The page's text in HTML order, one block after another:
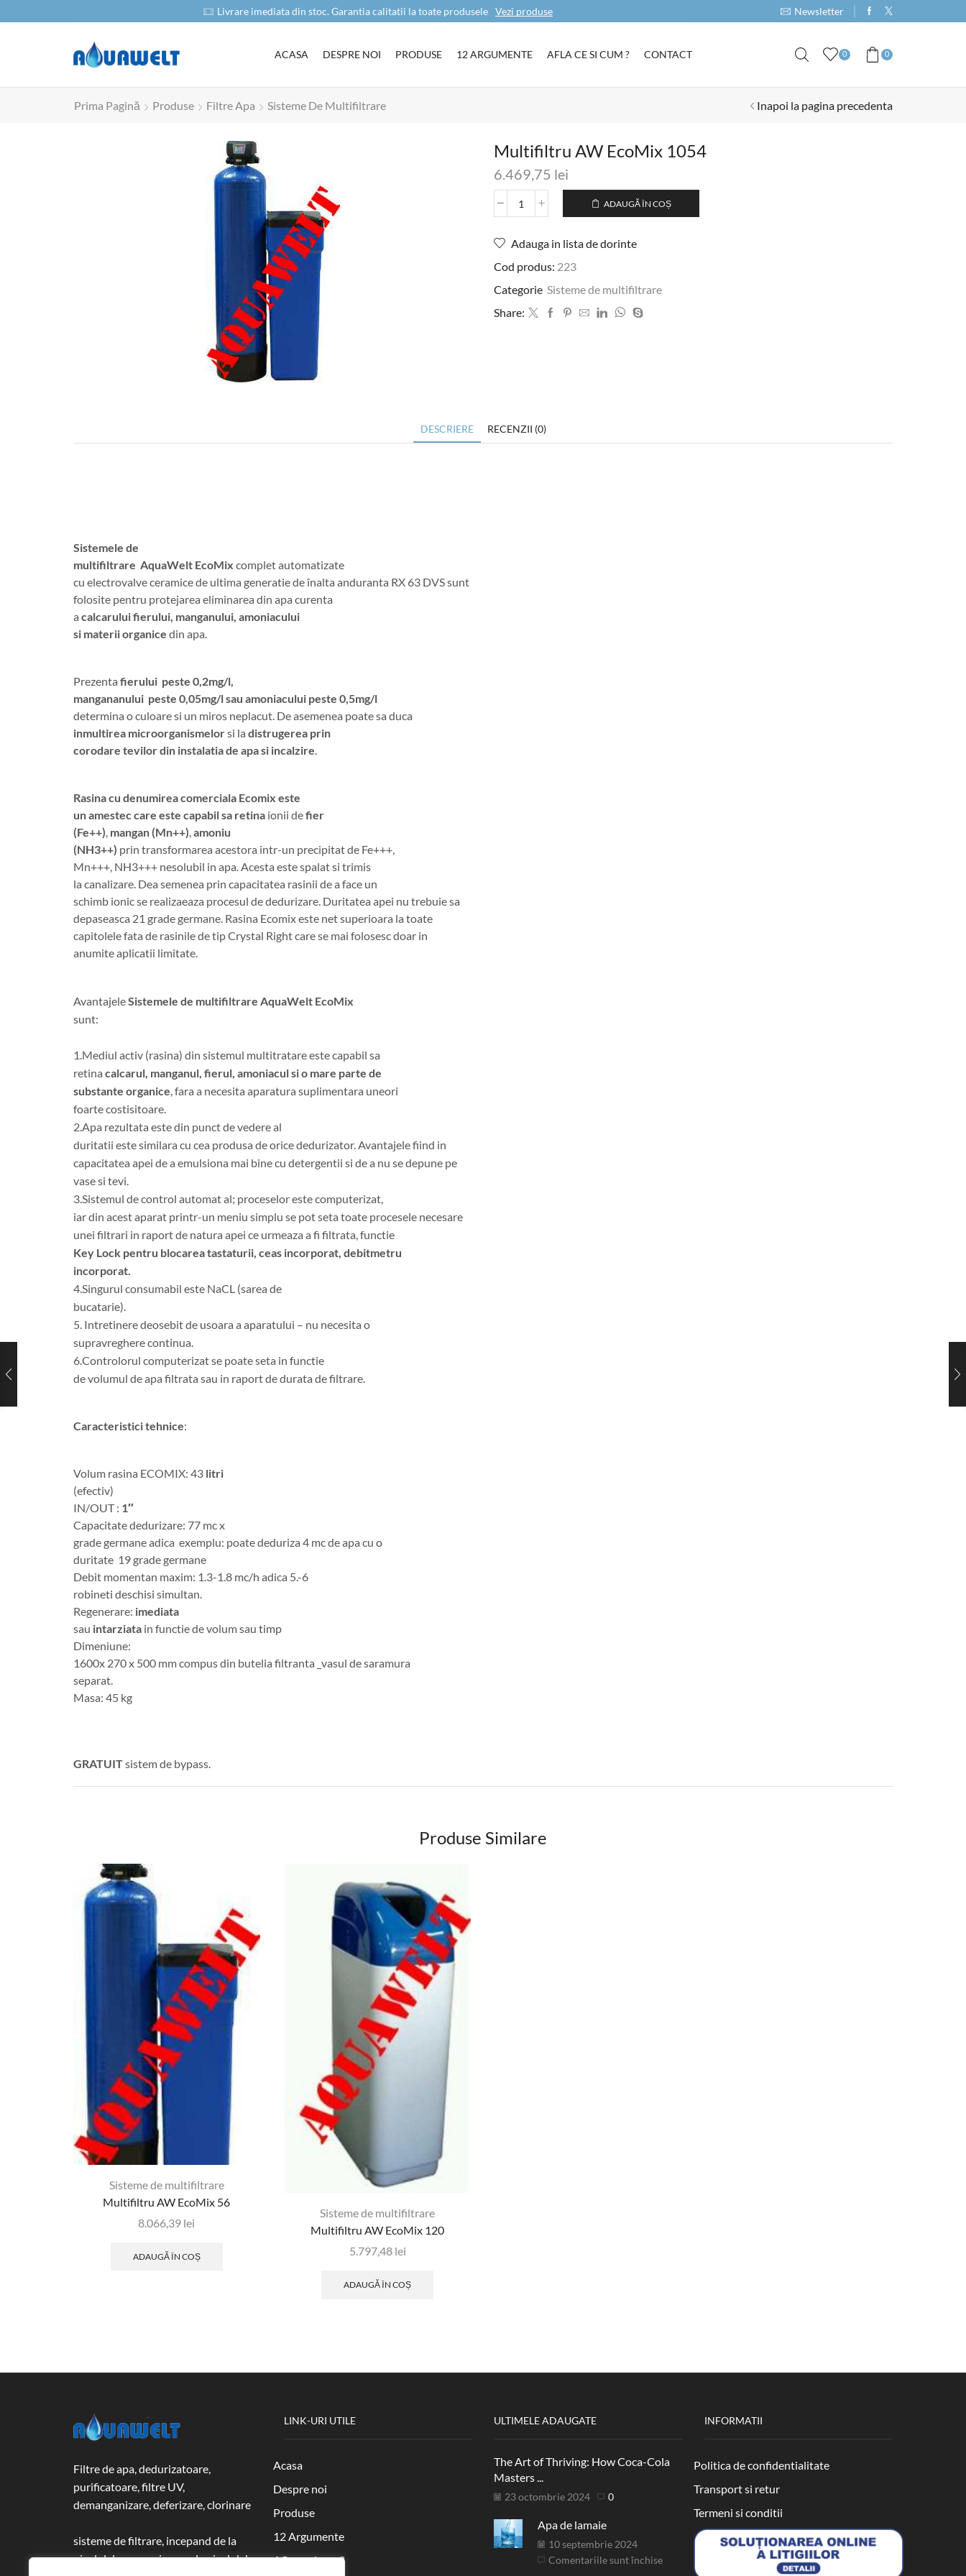
Livrare imediata din stoc. Garantia calitatii la toate produsele Vezi produse Cumpara produse de minim 1000RON si
Newsletter
ACASA DESPRE NOI PRODUSE 12 ARGUMENTE AFLA CE SI CUM ? CONTACT 0 0
Prima Pagină Produse Filtre Apa Sisteme De Multifiltrare Inapoi la pagina precedenta
Multifiltru AW EcoMix 1054
6.469,75 lei
ADAUGĂ ÎN COȘ
Adauga in lista de dorinte
Cod produs: 223
Categorie Sisteme de multifiltrare
Share:
DESCRIERE RECENZII (0)
Sistemele de
multifiltrare AquaWelt EcoMix complet automatizate
cu electrovalve ceramice de ultima generatie de înalta anduranta RX 63 DVS sunt
folosite pentru protejarea eliminarea din apa curenta
a calcarului fierului, manganului, amoniacului
si materii organice din apa.
Prezenta fierului peste 0,2mg/l,
mangananului peste 0,05mg/l sau amoniacului peste 0,5mg/l
determina o culoare si un miros neplacut. De asemenea poate sa duca
inmultirea microorganismelorsi la distrugerea prin
corodare tevilor din instalatia de apa si incalzire.
Rasina cu denumirea comerciala Ecomix este
un amestec care este capabil sa retina ionii defier
(Fe++), mangan (Mn++),amoniu
(NH3++) prin transformarea acestora intr-un precipitat de Fe+++,
Mn+++, NH3+++ nesolubil in apa. Acesta este spalat si trimis
la canalizare. Dea semenea prin capacitatea rasinii de a face un
schimb ionic se realizaeaza procesul de dedurizare. Duritatea apei nu trebuie sa
depaseasca 21 grade germane. Rasina Ecomix este net superioara la toate
capitolele fata de rasinile de tip Crystal Right care se mai folosesc doar in
anumite aplicatii limitate.
AvantajeleSistemele de multifiltrare AquaWelt EcoMix
sunt:
1.Mediul activ (rasina) din sistemul multitratare este capabil sa
retina calcarul, manganul, fierul, amoniacul si o mare parte de
substante organice, fara a necesita aparatura suplimentara uneori
foarte costisitoare.
2.Apa rezultata este din punct de vedere al
duritatii este similara cu cea produsa de orice dedurizator. Avantajele fiind in
capacitatea apei de a emulsiona mai bine cu detergentii si de a nu se depune pe
vase si tevi.
3.Sistemul de control automat al; proceselor este computerizat,
iar din acest aparat printr-un meniu simplu se pot seta toate procesele necesare
unei filtrari in raport de natura apei ce urmeaza a fi filtrata, functie
Key Lock pentru blocarea tastaturii, ceas incorporat, debitmetru
incorporat.
4.Singurul consumabil este NaCL (sarea de
bucatarie).
5. Intretinere deosebit de usoara a aparatului – nu necesita o
supravreghere continua.
6.Controlorul computerizat se poate seta in functie
de volumul de apa filtrata sau in raport de durata de filtrare.
Caracteristici tehnice:
Volum rasina ECOMIX: 43 litri
(efectiv)
IN/OUT : 1″
Capacitate dedurizare: 77 mc x
grade germane adica exemplu: poate deduriza 4 mc de apa cu o
duritate 19 grade germane
Debit momentan maxim: 1.3-1.8 mc/h adica 5.-6
robineti deschisi simultan.
Regenerare: imediata
sau intarziata in functie de volum sau timp
Dimeniune:
1600x 270 x 500 mm compus din butelia filtranta _vasul de saramura
separat.
Masa: 45 kg
GRATUITsistem de bypass.
Produse Similare
Sisteme de multifiltrare
Multifiltru AW EcoMix 56
8.066,39 lei
ADAUGĂ ÎN COȘ
Sisteme de multifiltrare
Multifiltru AW EcoMix 120
5.797,48 lei
ADAUGĂ ÎN COȘ
Filtre de apa, dedurizatoare,
purificatoare, filtre UV,
demanganizare, deferizare, clorinare
sisteme de filtrare, incepand de la
nivelul de uz casnic pana la nivelul de
LINK-URI UTILE
Acasa
Despre noi
Produse
12 Argumente
Afla ce si cum?
ULTIMELE ADAUGATE
The Art of Thriving: How Coca-Cola
Masters ...
23 octombrie 2024 0
Apa de lamaie
10 septembrie 2024
Comentariile sunt închise
INFORMATII
Politica de confidentialitate
Transport si retur
Termeni si conditii